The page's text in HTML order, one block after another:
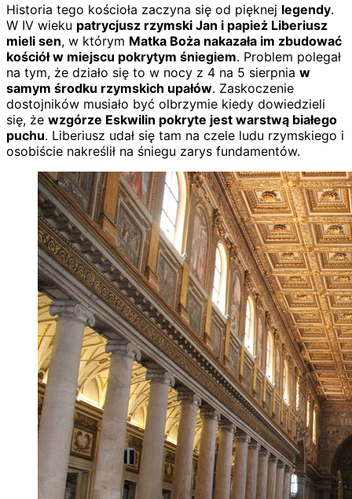
Historia tego kościoła zaczyna się od pięknej legendy.
W IV wieku patrycjusz rzymski Jan i papież Liberiusz
mieli sen, w którym Matka Boża nakazała im zbudować
kościół w miejscu pokrytym śniegiem. Problem polegał
na tym, że działo się to w nocy z 4 na 5 sierpnia w
samym środku rzymskich upałów. Zaskoczenie
dostojników musiało być olbrzymie kiedy dowiedzieli
się, że wzgórze Eskwilin pokryte jest warstwą białego
puchu. Liberiusz udał się tam na czele ludu rzymskiego i
osobiście nakreślił na śniegu zarys fundamentów.